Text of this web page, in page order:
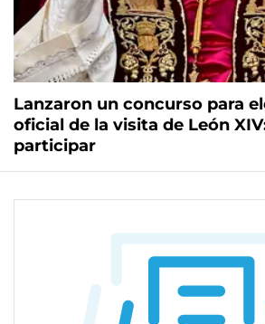
Lanzaron un concurso para
oficial de la visita de León
participar